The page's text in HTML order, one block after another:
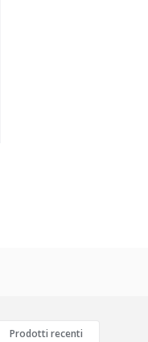
Prodotti recenti